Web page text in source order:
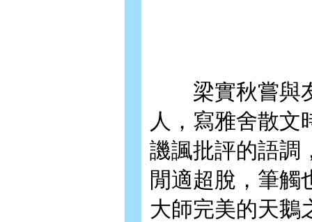
梁實秋嘗與友
人，寫雅舍散文
譏諷批評的語調
閒適超脫，筆觸
大師完美的天鵝